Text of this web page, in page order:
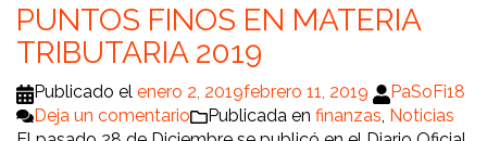
PUNTOS FINOS EN MATERIA
TRIBUTARIA 2019
Publicado el enero 2, 2019febrero 11, 2019
PaSoFi18
Deja un comentario
Publicada en finanzas, Noticias